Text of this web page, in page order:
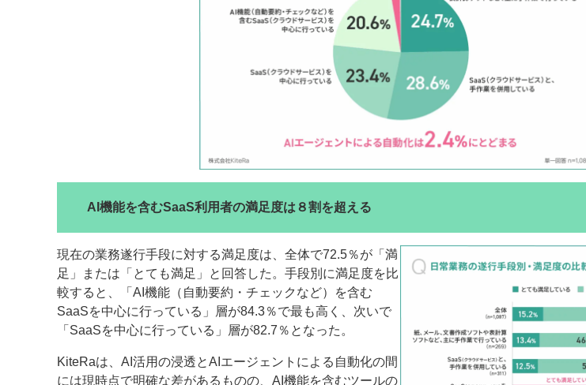
AI機能を含むSaaS利用者の満足度は８割を超える
現在の業務遂行手段に対する満足度は、全体で72.5％が「満
足」または「とても満足」と回答した。手段別に満足度を比
較すると、「AI機能（自動要約・チェックなど）を含む
SaaSを中心に行っている」層が84.3％で最も高く、次いで
「SaaSを中心に行っている」層が82.7％となった。
KiteRaは、AI活用の浸透とAIエージェントによる自動化の間
には現時点で明確な差があるものの、AI機能を含むツールの